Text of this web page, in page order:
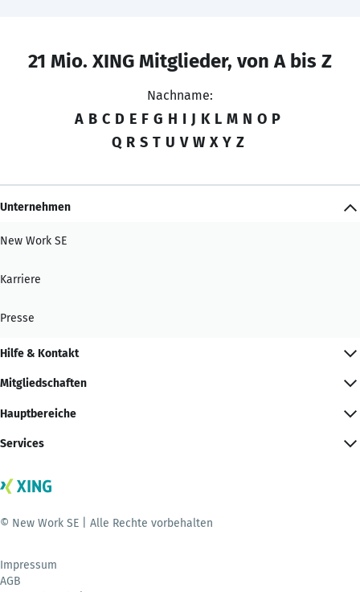
21 Mio. XING Mitglieder, von A bis Z
Nachname:
A B C D E F G H I J K L M N O P
Q R S T U V W X Y Z
Unternehmen
New Work SE
Karriere
Presse
Hilfe & Kontakt
Mitgliedschaften
Hauptbereiche
Services
© New Work SE | Alle Rechte vorbehalten
Impressum
AGB